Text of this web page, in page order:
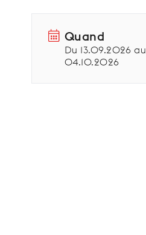
Quand
Du 13.09.2026 au
04.10.2026